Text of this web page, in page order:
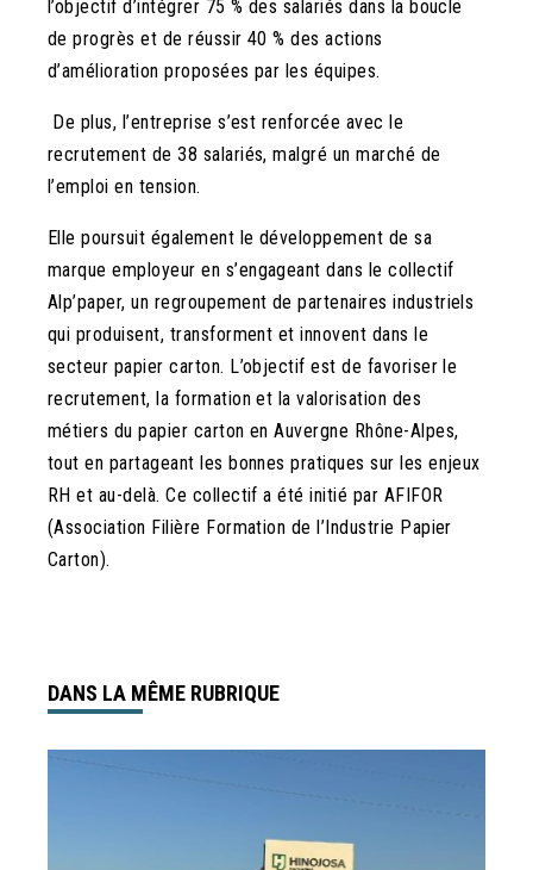
l’objectif d’intégrer 75 % des salariés dans la boucle
de progrès et de réussir 40 % des actions
d’amélioration proposées par les équipes.
De plus, l’entreprise s’est renforcée avec le
recrutement de 38 salariés, malgré un marché de
l’emploi en tension.
Elle poursuit également le développement de sa
marque employeur en s’engageant dans le collectif
Alp’paper, un regroupement de partenaires industriels
qui produisent, transforment et innovent dans le
secteur papier carton. L’objectif est de favoriser le
recrutement, la formation et la valorisation des
métiers du papier carton en Auvergne Rhône-Alpes,
tout en partageant les bonnes pratiques sur les enjeux
RH et au-delà. Ce collectif a été initié par AFIFOR
(Association Filière Formation de l’Industrie Papier
Carton).
DANS LA MÊME RUBRIQUE